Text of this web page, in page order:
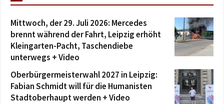
Mittwoch, der 29. Juli 2026: Mercedes
brennt während der Fahrt, Leipzig erhöht
Kleingarten-Pacht, Taschendiebe
unterwegs + Video
Oberbürgermeisterwahl 2027 in Leipzig:
Fabian Schmidt will für die Humanisten
Stadtoberhaupt werden + Video